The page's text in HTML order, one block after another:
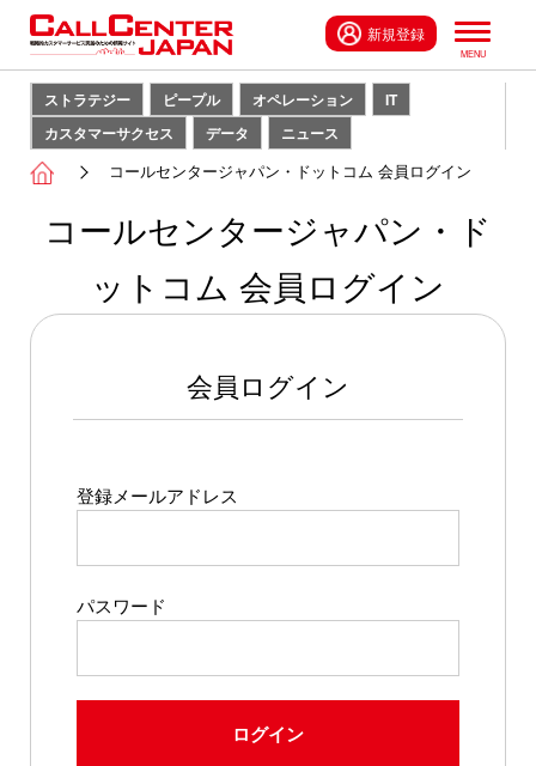
新規登録
ストラテジー ピープル オペレーション
IT
カスタマーサクセス
データ ニュース
コールセンタージャパン・ドットコム 会員ログイン
コールセンタージャパン・ド
ットコム 会員ログイン
会員ログイン
登録メールアドレス
パスワード
ログイン